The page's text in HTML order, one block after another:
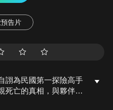
告片
詡為民國第一探險高手
死亡的真相，與夥伴胖